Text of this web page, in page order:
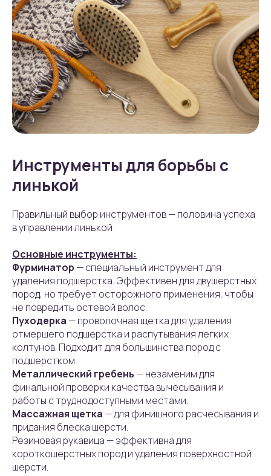
Инструменты для борьбы с
линькой
Правильный выбор инструментов — половина успеха
в управлении линькой:
Основные инструменты:
Фурминатор — специальный инструмент для
удаления подшерстка. Эффективен для двушерстных
пород, но требует осторожного применения, чтобы
не повредить остевой волос.
Пуходерка — проволочная щетка для удаления
отмершего подшерстка и распутывания легких
колтунов. Подходит для большинства пород с
подшерстком.
Металлический гребень — незаменим для
финальной проверки качества вычесывания и
работы с труднодоступными местами.
Массажная щетка — для финишного расчесывания и
придания блеска шерсти.
Резиновая рукавица — эффективна для
короткошерстных пород и удаления поверхностной
шерсти.